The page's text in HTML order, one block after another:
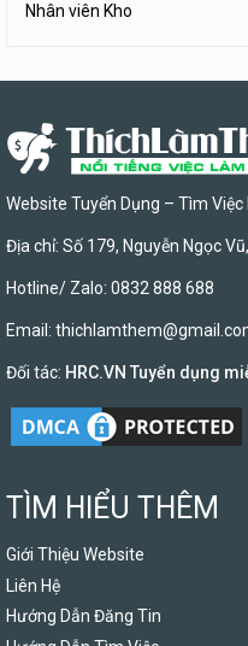
Nhân viên Kho
Website Tuyển Dụng – Tìm
Địa chỉ: Số 179, Nguyễn Ngọc
Hotline/ Zalo: 0832 888 688
Email:
Đối tác: HRC.VN Tuyển dụng
TÌM HIỂU THÊM
Giới Thiệu Website
Liên Hệ
Hướng Dẫn Đăng Tin